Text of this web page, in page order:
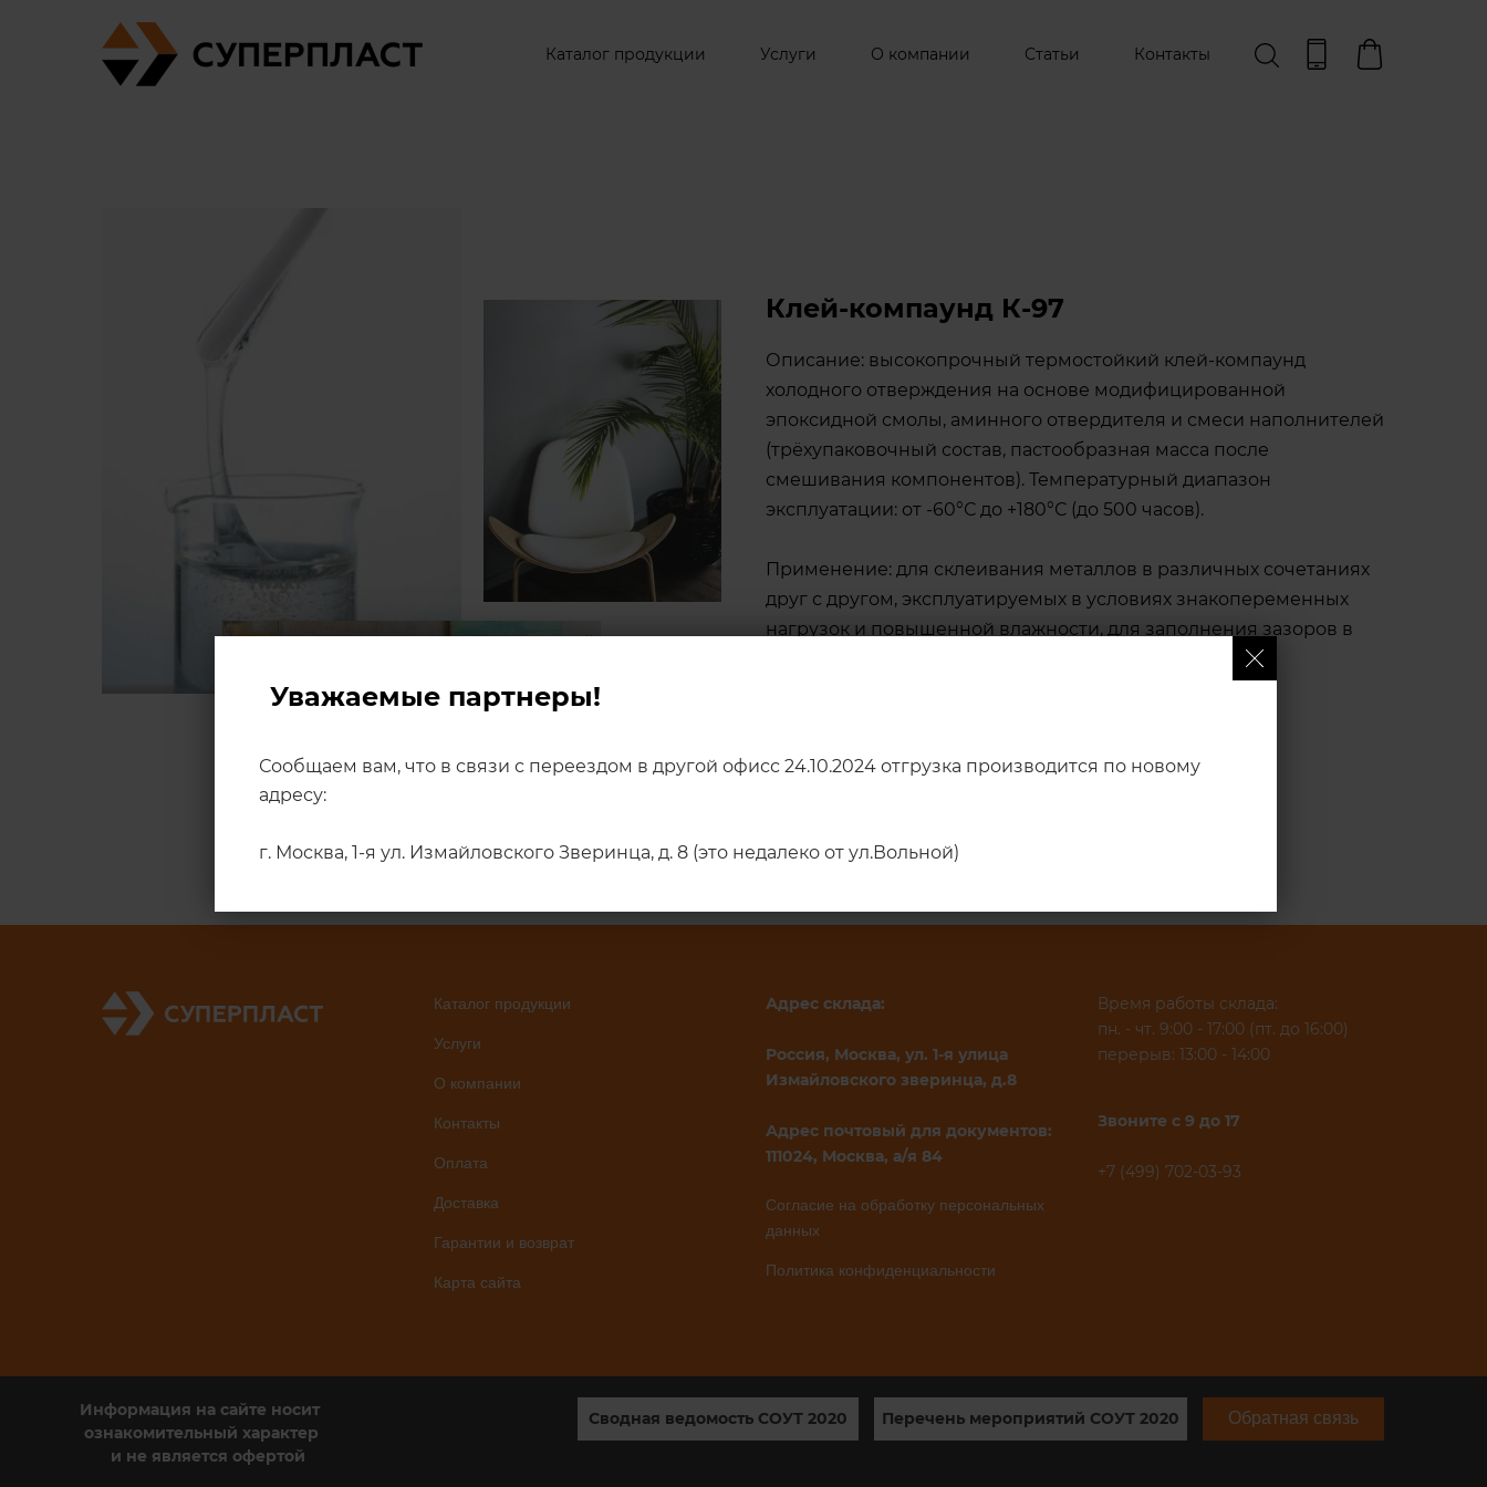
Каталог продукции Услуги О компании Статьи Контакты
Уважаемые партнеры!
Сообщаем вам, что в связи с переездом в другой офисс 24.10.2024 отгрузка производится по новому
адресу:
г. Москва, 1-я ул. Измайловского Зверинца, д. 8 (это недалеко от ул.Вольной)
Клей-компаунд К-97
Описание: высокопрочный термостойкий клей-компаунд
холодного отверждения на основе модифицированной
эпоксидной смолы, аминного отвердителя и смеси наполнителей
(трёхупаковочный состав, пастообразная масса после
смешивания компонентов). Температурный диапазон
эксплуатации: от -60°С до +180°С (до 500 часов).
Применение: для склеивания металлов в различных сочетаниях
друг с другом, эксплуатируемых в условиях знакопеременных
нагрузок и повышенной влажности, для заполнения зазоров в
Каталог продукции
Услуги
О компании
Контакты
Оплата
Доставка
Гарантии и возврат
Карта сайта
Адрес склада:
Россия, Москва, ул. 1-я улица
Измайловского зверинца, д.8
Адрес почтовый для документов:
111024, Москва, а/я 84
Согласие на обработку персональных
данных
Политика конфиденциальности
Время работы склада:
пн. - чт. 9:00 - 17:00 (пт. до 16:00)
перерыв: 13:00 - 14:00
Звоните с 9 до 17
+7 (499) 702-03-93
Обратная связь
Информация на сайте носит
ознакомительный характер
и не является офертой
Перечень мероприятий СОУТ 2020
Сводная ведомость СОУТ 2020